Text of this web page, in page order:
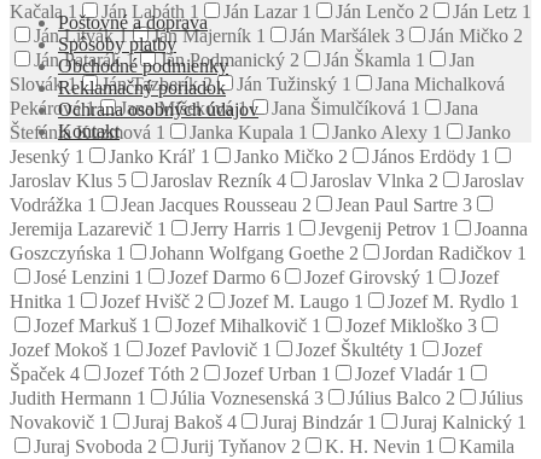
Kačala1 Ján Labáth 1 Ján Lazar 1 Ján Lenčo 2 Ján Letz 1
Ján Litvák1 Ján Majerník 1 Ján Maršálek 3 Ján Mičko 2
Ján Patarák1 Ján Podmanický 2 Ján Škamla 1
Jan
Slovák1 Ján Tazberík2 Ján Tužinský 1
Jana Michalková
Pekárová1 Jana Mišeková1 Jana Šimulčíková 1
Jana
Štefánia Kuzmová 1 Janka Kupala 1 Janko Alexy 1
Janko
Jesenký 1 Janko Kráľ 1 Janko Mičko 2 János Erdödy 1
Jaroslav Klus 5 Jaroslav Rezník 4 Jaroslav Vlnka 2
Jaroslav
Vodrážka 1 Jean Jacques Rousseau 2 Jean Paul Sartre 3
Jeremija Lazarevič 1 Jerry Harris 1 Jevgenij Petrov 1
Joanna
Goszczyńska 1 Johann Wolfgang Goethe 2 Jordan Radičkov 1
José Lenzini 1 Jozef Darmo 6 Jozef Girovský 1
Jozef
Hnitka 1 Jozef Hvišč 2 Jozef M. Laugo 1 Jozef M. Rydlo 1
Jozef Markuš 1 Jozef Mihalkovič 1 Jozef Mikloško 3
Jozef Mokoš 1 Jozef Pavlovič 1 Jozef Škultéty 1
Jozef
Špaček 4 Jozef Tóth 2 Jozef Urban 1 Jozef Vladár 1
Judith Hermann 1 Júlia Voznesenská 3 Július Balco 2
Július
Novakovič 1 Juraj Bakoš 4 Juraj Bindzár 1 Juraj Kalnický 1
Juraj Svoboda 2 Jurij Tyňanov 2 K. H. Nevin 1
Kamila
Poštovné a doprava
Spôsoby platby
Obchodné podmienky
Reklamačný poriadok
Ochrana osobných údajov
Kontakt